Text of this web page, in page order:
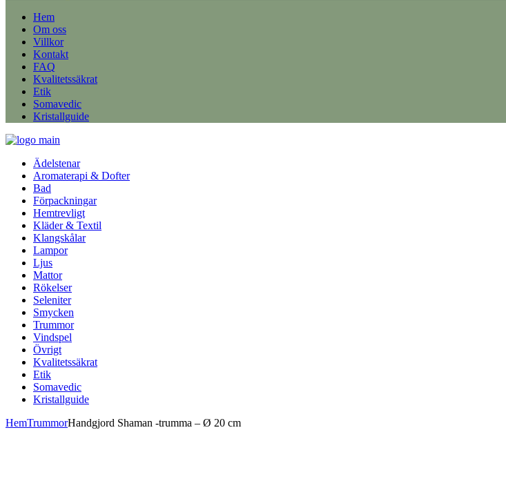
Hem
Om oss
Villkor
Kontakt
FAQ
Kvalitetssäkrat
Etik
Somavedic
Kristallguide
Ädelstenar
Aromaterapi & Dofter
Bad
Förpackningar
Hemtrevligt
Kläder & Textil
Klangskålar
Lampor
Ljus
Mattor
Rökelser
Seleniter
Smycken
Trummor
Vindspel
Övrigt
Kvalitetssäkrat
Etik
Somavedic
Kristallguide
HemTrummorHandgjord Shaman -trumma – Ø 20 cm